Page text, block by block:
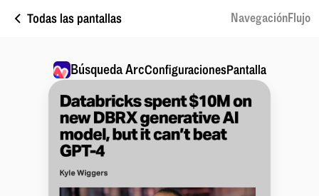
Todas las pantallas NavegaciónFlujo
Búsqueda ArcConfiguracionesPantalla